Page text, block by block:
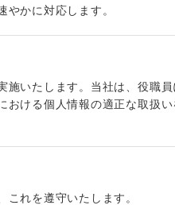
かに対応します。
いたします。当社は、役職員
ける個人情報の適正な取扱い
れを遵守いたします。